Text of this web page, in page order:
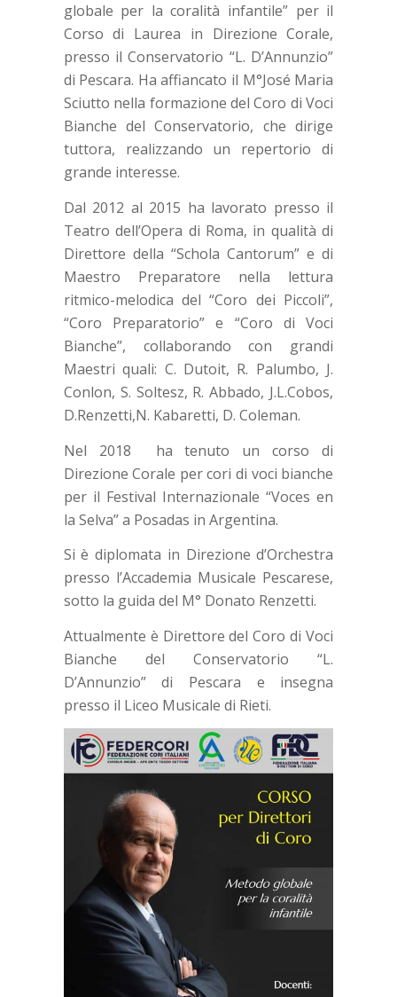
globale per la coralità infantile” per il
Corso di Laurea in Direzione Corale,
presso il Conservatorio “L. D’Annunzio”
di Pescara. Ha affiancato il M°José Maria
Sciutto nella formazione del Coro di Voci
Bianche del Conservatorio, che dirige
tuttora, realizzando un repertorio di
grande interesse.
Dal 2012 al 2015 ha lavorato presso il
Teatro dell’Opera di Roma, in qualità di
Direttore della “Schola Cantorum” e di
Maestro Preparatore nella lettura
ritmico-melodica del “Coro dei Piccoli”,
“Coro Preparatorio” e “Coro di Voci
Bianche”, collaborando con grandi
Maestri quali: C. Dutoit, R. Palumbo, J.
Conlon, S. Soltesz, R. Abbado, J.L.Cobos,
D.Renzetti,N. Kabaretti, D. Coleman.
Nel 2018 ha tenuto un corso di
Direzione Corale per cori di voci bianche
per il Festival Internazionale “Voces en
la Selva” a Posadas in Argentina.
Si è diplomata in Direzione d’Orchestra
presso l’Accademia Musicale Pescarese,
sotto la guida del M° Donato Renzetti.
Attualmente è Direttore del Coro di Voci
Bianche del Conservatorio “L.
D’Annunzio” di Pescara e insegna
presso il Liceo Musicale di Rieti.